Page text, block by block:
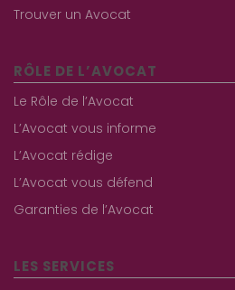
Trouver un Avocat
RÔLE DE L’AVOCAT
Le Rôle de l’Avocat
L’Avocat vous informe
L’Avocat rédige
L’Avocat vous défend
Garanties de l’Avocat
LES SERVICES